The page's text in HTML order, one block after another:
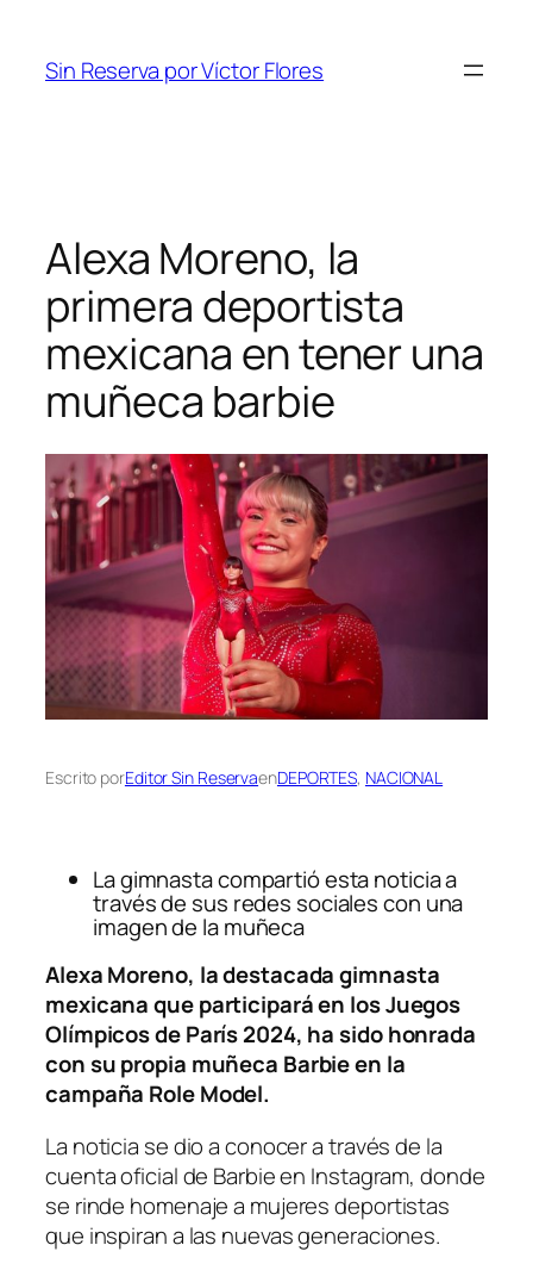
contenido
Sin Reserva por Víctor Flores
Alexa Moreno, la
primera deportista
mexicana en tener una
muñeca barbie
Escrito porEditor Sin ReservaenDEPORTES, NACIONAL
La gimnasta compartió esta noticia a
través de sus redes sociales con una
imagen de la muñeca
Alexa Moreno, la destacada gimnasta
mexicana que participará en los Juegos
Olímpicos de París 2024, ha sido honrada
con su propia muñeca Barbie en la
campaña Role Model.
La noticia se dio a conocer a través de la
cuenta oficial de Barbie en Instagram, donde
se rinde homenaje a mujeres deportistas
que inspiran a las nuevas generaciones.